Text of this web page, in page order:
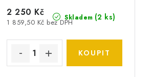
Skladem (2 ks)
1 859,50 Kč bez DPH
2 250 Kč